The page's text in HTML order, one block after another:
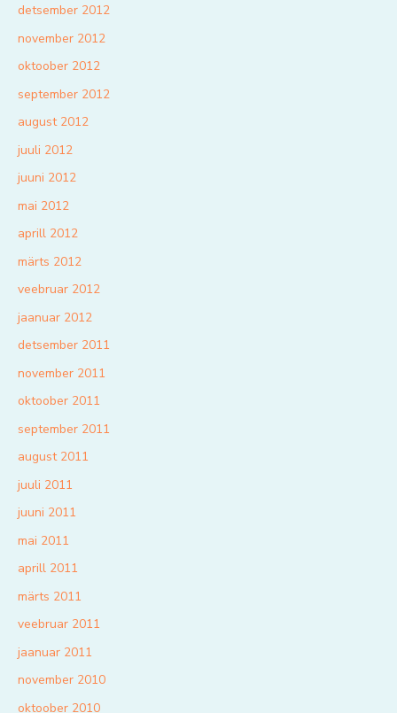
detsember 2012
november 2012
oktoober 2012
september 2012
august 2012
juuli 2012
juuni 2012
mai 2012
aprill 2012
märts 2012
veebruar 2012
jaanuar 2012
detsember 2011
november 2011
oktoober 2011
september 2011
august 2011
juuli 2011
juuni 2011
mai 2011
aprill 2011
märts 2011
veebruar 2011
jaanuar 2011
november 2010
oktoober 2010